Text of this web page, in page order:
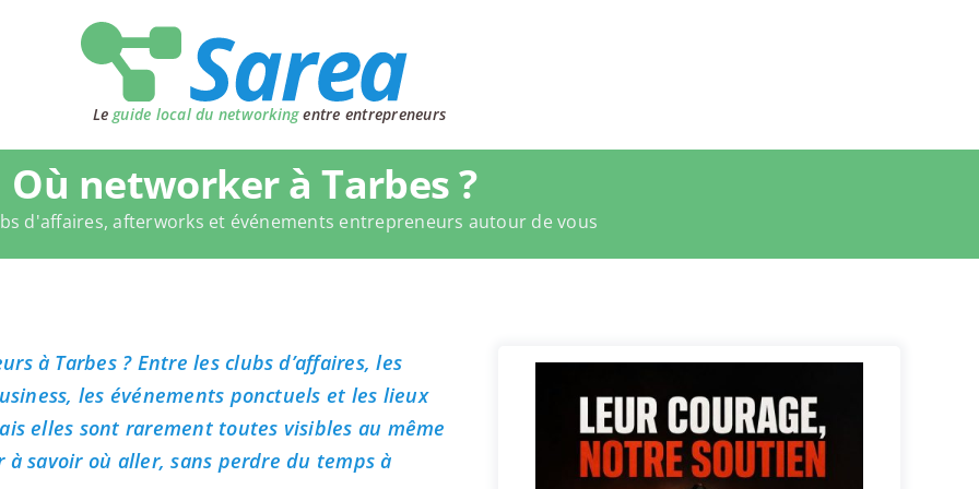
Le guide local du networkingentre entrepreneurs
Où networker à Tarbes ?
d'affaires, afterworks et événements entrepreneurs autour de vous
à Tarbes ? Entre les clubs d’affaires, les
les événements ponctuels et les lieux
elles sont rarement toutes visibles au même
savoir où aller, sans perdre du temps à